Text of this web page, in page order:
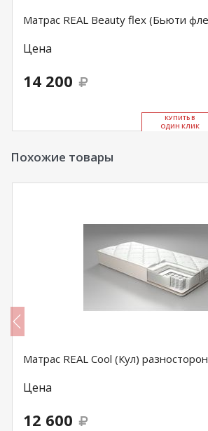
Матрас REAL Beauty flex (Бьюти
Цена
14 200
КУ­ПИТЬ В
ОДИН КЛИК
Похожие товары
Матрас REAL Cool (Кул)
Цена
12 600